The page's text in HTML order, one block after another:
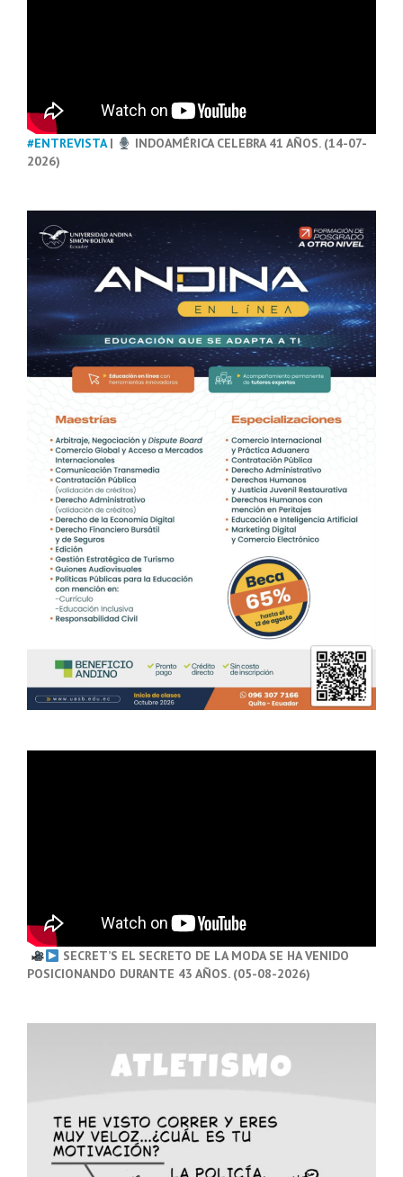
#ENTREVISTA|
INDOAMÉRICA CELEBRA 41 AÑOS. (14-07-
2026)
SECRET’S EL SECRETO DE LA MODA SE HA VENIDO
POSICIONANDO DURANTE 43 AÑOS. (05-08-2026)